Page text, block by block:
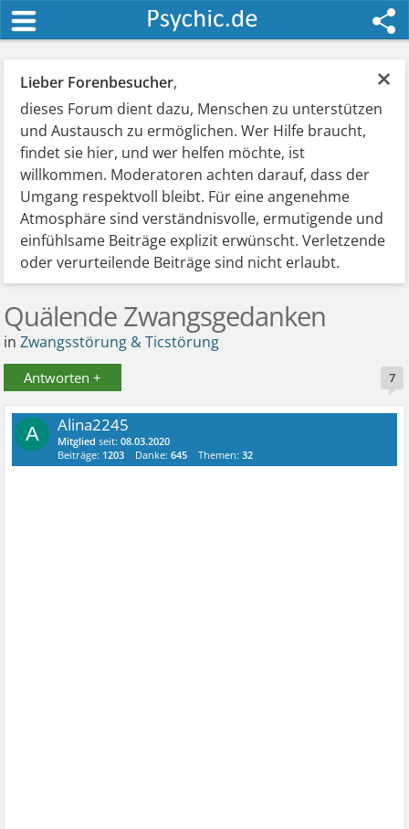
×
Lieber Forenbesucher,
dieses Forum dient dazu, Menschen zu unterstützen
und Austausch zu ermöglichen. Wer Hilfe braucht,
findet sie hier, und wer helfen möchte, ist
willkommen. Moderatoren achten darauf, dass der
Umgang respektvoll bleibt. Für eine angenehme
Atmosphäre sind verständnisvolle, ermutigende und
einfühlsame Beiträge explizit erwünscht. Verletzende
oder verurteilende Beiträge sind nicht erlaubt.
Quälende Zwangsgedanken
inZwangsstörung & Ticstörung
Antworten + 7
A Alina2245
Mitglied seit:08.03.2020
Beiträge: 1203 Danke:645 Themen:32